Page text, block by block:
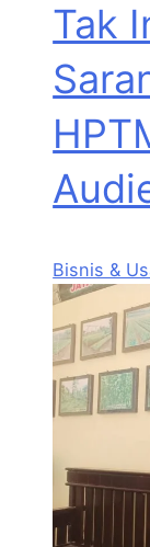
Tak
Bisnis &